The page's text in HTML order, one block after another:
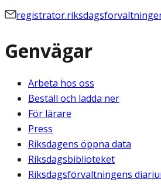
Genvägar
Arbeta hos oss
Beställ och ladda ner
För lärare
Press
Riksdagens öppna data
Riksdagsbiblioteket
Riksdagsförvaltningens